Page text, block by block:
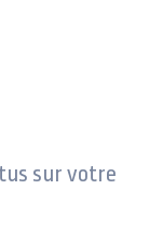
sur votre